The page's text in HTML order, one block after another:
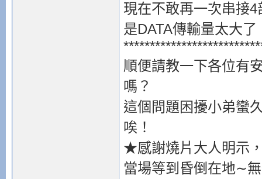
現在不敢再一次串接
是DATA傳輸量太大
順便請教一下各位有
嗎？
這個問題困擾小弟蠻
唉！
★感謝燒片大人明示
當場等到昏倒在地∼